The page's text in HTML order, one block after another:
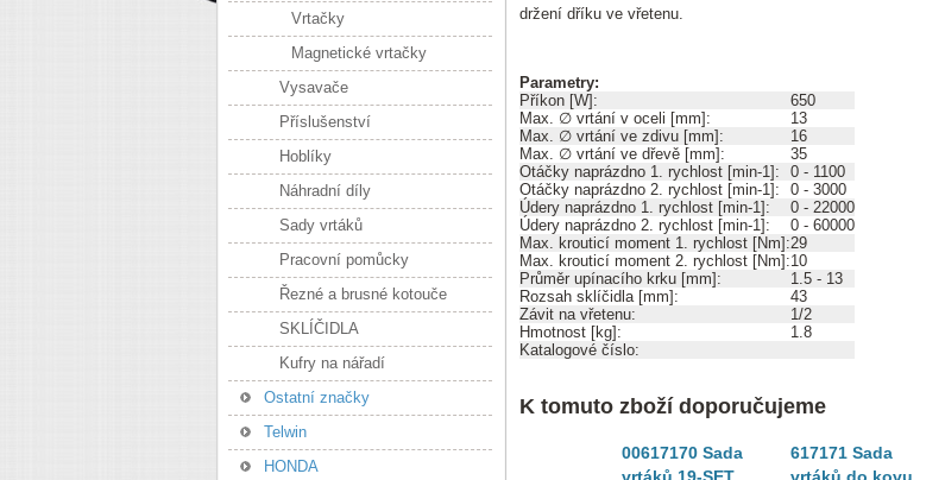
držení dříku ve vřetenu.
Parametry:
Příkon [W]:
650
Max. ∅ vrtání v oceli [mm]:
13
Max. ∅ vrtání ve zdivu [mm]:
16
Max. ∅ vrtání ve dřevě [mm]:
35
Otáčky naprázdno 1. rychlost [min-1]:
0 - 1100
Otáčky naprázdno 2. rychlost [min-1]:
0 - 3000
Údery naprázdno 1. rychlost [min-1]:
0 - 22000
Údery naprázdno 2. rychlost [min-1]:
0 - 60000
Max. krouticí moment 1. rychlost [Nm]:29
Max. krouticí moment 2. rychlost [Nm]:10
Průměr upínacího krku [mm]:
1.5 - 13
Rozsah sklíčidla [mm]:
43
Závit na vřetenu:
1/2
Hmotnost [kg]:
1.8
Katalogové číslo:
K tomuto zboží doporučujeme
00617170 Sada
617171 Sada
Vrtačky
Magnetické vrtačky
Vysavače
Příslušenství
Hoblíky
Náhradní díly
Sady vrtáků
Pracovní pomůcky
Řezné a brusné kotouče
SKLÍČIDLA
Kufry na nářadí
Ostatní značky
Telwin
HONDA